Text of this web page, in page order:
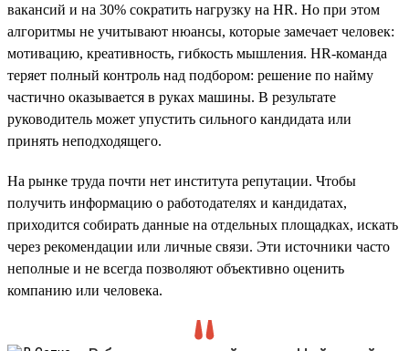
вакансий и на 30% сократить нагрузку на HR. Но при этом
алгоритмы не учитывают нюансы, которые замечает человек:
мотивацию, креативность, гибкость мышления. HR-команда
теряет полный контроль над подбором: решение по найму
частично оказывается в руках машины. В результате
руководитель может упустить сильного кандидата или
принять неподходящего.
На рынке труда почти нет института репутации. Чтобы
получить информацию о работодателях и кандидатах,
приходится собирать данные на отдельных площадках, искать
через рекомендации или личные связи. Эти источники часто
неполные и не всегда позволяют объективно оценить
компанию или человека.